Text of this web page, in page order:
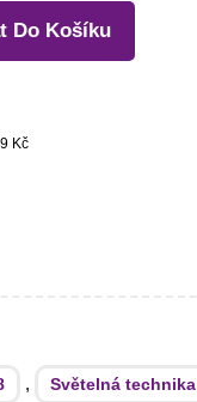
Do Košíku
Kč
, Světelná technika